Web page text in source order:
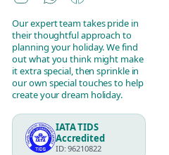
Our expert team takes pride in
their thoughtful approach to
planning your holiday. We find
out what you think might make
it extra special, then sprinkle in
our own special touches to help
create your dream holiday.
IATA TIDS
Accredited
ID: 96210822